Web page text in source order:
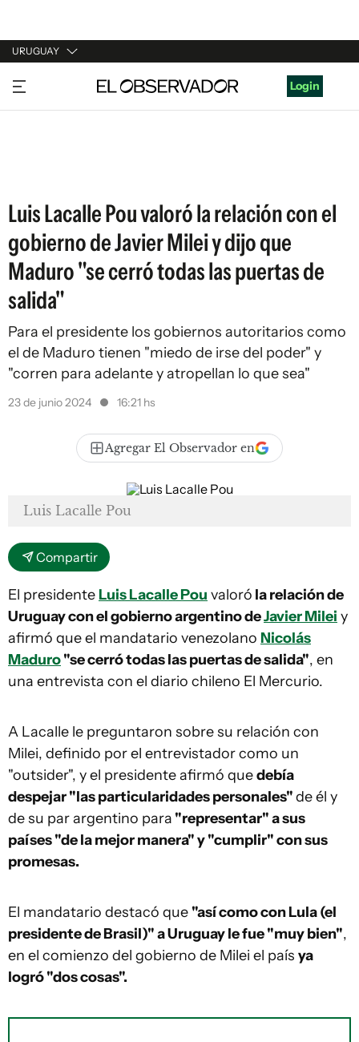
URUGUAY
URUGUAY
ARGENTINA
Login
Luis Lacalle Pou valoró la relación con el
gobierno de Javier Milei y dijo que
Maduro "se cerró todas las puertas de
salida"
Para el presidente los gobiernos autoritarios como
el de Maduro tienen "miedo de irse del poder" y
"corren para adelante y atropellan lo que sea"
23 de junio 2024 16:21 hs
Agregar El Observador en
Luis Lacalle Pou
Compartir
El presidenteLuis Lacalle Pou valoró la relación de
Uruguay con el gobierno argentino deJavier Milei y
afirmó que el mandatario venezolano Nicolás
Maduro"se cerró todas las puertas de salida", en
una entrevista con el diario chileno El Mercurio.
A Lacalle le preguntaron sobre su relación con
Milei, definido por el entrevistador como un
"outsider", y el presidente afirmó quedebía
despejar "las particularidades personales"de él y
de su par argentino para "representar" a sus
países "de la mejor manera" y "cumplir" con sus
promesas.
El mandatario destacó que "así como con Lula (el
presidente de Brasil)" a Uruguay le fue "muy bien",
en el comienzo del gobierno de Milei el país ya
logró "dos cosas".